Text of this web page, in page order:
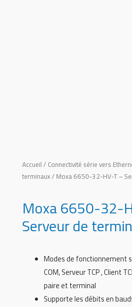
Accueil / Connectivité série vers
terminaux/ Moxa 6650-32-HV-T –
Moxa 6650-32-
Serveur de
Modes de fonctionnement
COM, Serveur TCP , Client
paire et terminal
Supporte les débits en